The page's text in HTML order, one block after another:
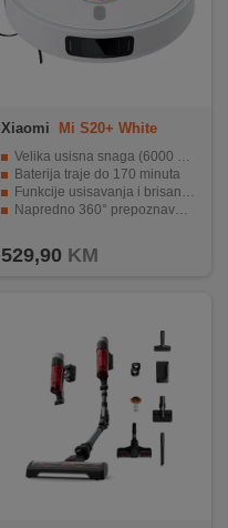
Xiaomi Mi S20+ White
Velika usisna snaga (6000 Pa)
Baterija traje do 170 minuta
Funkcije usisavanja i brisanja poda
Napredno 360° prepoznavanje prepreka
529,90 KM